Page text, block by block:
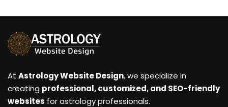
At Astrology Website Design, we specialize in
creating professional, customized, and SEO-friendly
websites for astrology professionals.